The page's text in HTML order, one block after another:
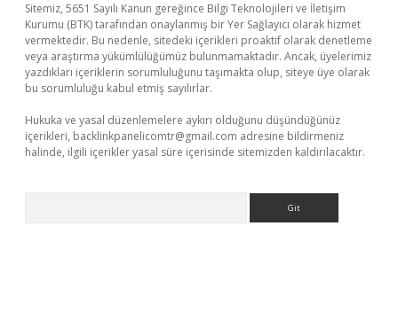
Sitemiz, 5651 Sayılı Kanun gereğince Bilgi Teknolojileri ve İletişim
Kurumu (BTK) tarafından onaylanmış bir Yer Sağlayıcı olarak hizmet
vermektedir. Bu nedenle, sitedeki içerikleri proaktif olarak denetleme
veya araştırma yükümlülüğümüz bulunmamaktadır. Ancak, üyelerimiz
yazdıkları içeriklerin sorumluluğunu taşımakta olup, siteye üye olarak
bu sorumluluğu kabul etmiş sayılırlar.
Hukuka ve yasal düzenlemelere aykırı olduğunu düşündüğünüz
içerikleri, backlinkpanelicomtr@gmail.com adresine bildirmeniz
halinde, ilgili içerikler yasal süre içerisinde sitemizden kaldırılacaktır.